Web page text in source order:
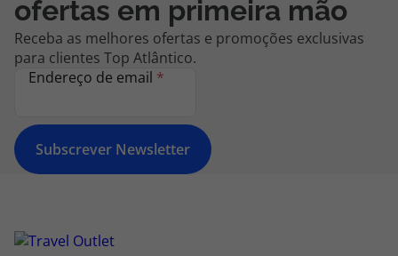
ofertas em primeira mão
Receba as melhores ofertas e promoções exclusivas
para clientes Top Atlântico.
Endereço de email *
Subscrever Newsletter